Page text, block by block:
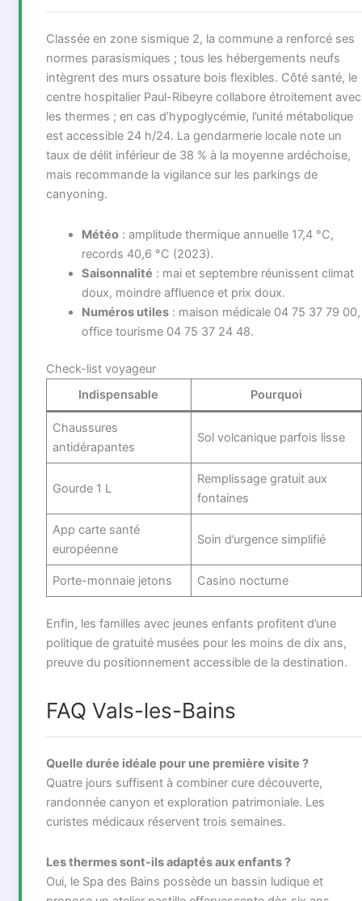
Classée en zone sismique 2, la commune a renforcé ses
normes parasismiques ; tous les hébergements neufs
intègrent des murs ossature bois flexibles. Côté santé, le
centre hospitalier Paul-Ribeyre collabore étroitement avec
les thermes ; en cas d’hypoglycémie, l’unité métabolique
est accessible 24 h/24. La gendarmerie locale note un
taux de délit inférieur de 38 % à la moyenne ardéchoise,
mais recommande la vigilance sur les parkings de
canyoning.
Météo: amplitude thermique annuelle 17,4 °C,
records 40,6 °C (2023).
Saisonnalité : mai et septembre réunissent climat
doux, moindre affluence et prix doux.
Numéros utiles: maison médicale 04 75 37 79 00,
office tourisme 04 75 37 24 48.
Check-list voyageur
Indispensable
Pourquoi
Chaussures
antidérapantes
Sol volcanique parfois lisse
Gourde 1 L
Remplissage gratuit aux
fontaines
App carte santé
européenne
Soin d’urgence simplifié
Porte-monnaie jetons Casino nocturne
Enfin, les familles avec jeunes enfants profitent d’une
politique de gratuité musées pour les moins de dix ans,
preuve du positionnement accessible de la destination.
FAQ Vals-les-Bains
Quelle durée idéale pour une première visite ?
Quatre jours suffisent à combiner cure découverte,
randonnée canyon et exploration patrimoniale. Les
curistes médicaux réservent trois semaines.
Les thermes sont-ils adaptés aux enfants ?
Oui, le Spa des Bains possède un bassin ludique et